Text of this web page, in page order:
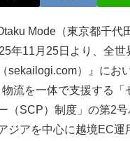
Mode（東京都千代
年11月25日より、全世
sekailogi.com）』にお
物流を一体で支援する「
（SCP）制度」の第2号
ジアを中心に越境EC運